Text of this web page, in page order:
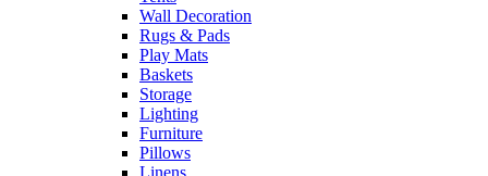
Wall Decoration
Rugs & Pads
Play Mats
Baskets
Storage
Lighting
Furniture
Pillows
Linens